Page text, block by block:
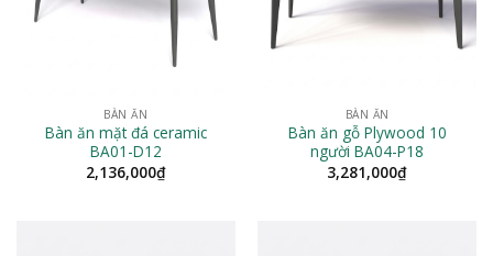
BÀN ĂN
Bàn ăn mặt đá ceramic
BA01-D12
2,136,000₫
BÀN ĂN
Bàn ăn gỗ Plywood 10
người BA04-P18
3,281,000₫